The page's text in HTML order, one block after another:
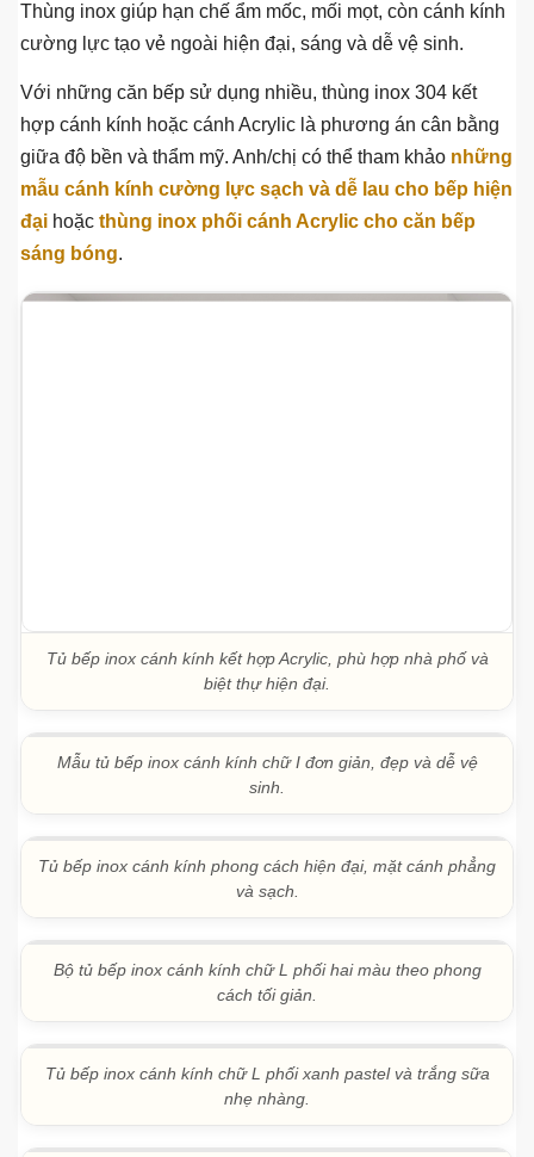
Thùng inox giúp hạn chế ẩm mốc, mối mọt, còn cánh kính
cường lực tạo vẻ ngoài hiện đại, sáng và dễ vệ sinh.
Với những căn bếp sử dụng nhiều, thùng inox 304 kết
hợp cánh kính hoặc cánh Acrylic là phương án cân bằng
giữa độ bền và thẩm mỹ. Anh/chị có thể tham khảo những
mẫu cánh kính cường lực sạch và dễ lau cho bếp hiện
đại hoặc thùng inox phối cánh Acrylic cho căn bếp
sáng bóng.
Tủ bếp inox cánh kính kết hợp Acrylic, phù hợp nhà phố và
biệt thự hiện đại.
Mẫu tủ bếp inox cánh kính chữ I đơn giản, đẹp và dễ vệ
sinh.